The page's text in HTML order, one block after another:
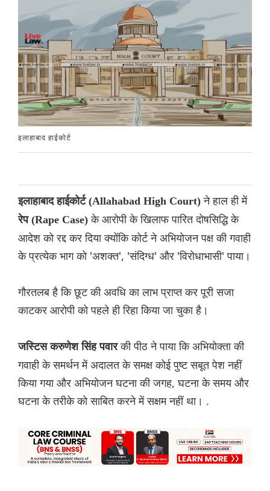
इलाहाबाद हाईकोर्ट
इलाहाबाद हाईकोर्ट (Allahabad High Court) ने हाल ही में
रेप (Rape Case)के आरोपी के खिलाफ पारित दोषसिद्धि के
आदेश को रद्द कर दिया क्योंकि कोर्ट ने अभियोजन पक्ष की गवाही
के प्रत्येक भाग को 'अशक्त', 'संदिग्ध' और 'विरोधाभासी' पाया।
गौरतलब है कि छूट की अवधि का लाभ प्राप्त कर पूरी सजा
काटकर आरोपी को पहले ही रिहा किया जा चुका है।
जस्टिस करुणेश सिंह पवारकी पीठ ने पाया कि अभियोक्ता की
गवाही के समर्थन में अदालत के समक्ष कोई पुष्ट सबूत पेश नहीं
किया गया और अभियोजन घटना की जगह, घटना के समय और
घटना के तरीके को साबित करने में सक्षम नहीं था। .